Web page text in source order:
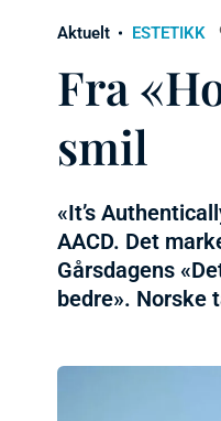
Aktuelt ESTETIKK
Fra
smil
«It’s
AACD. Det
Gårsdagens
bedre». Norske